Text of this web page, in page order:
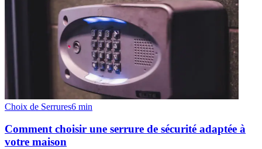
Choix de Serrures6 min
Comment choisir une serrure de sécurité adaptée à
votre maison